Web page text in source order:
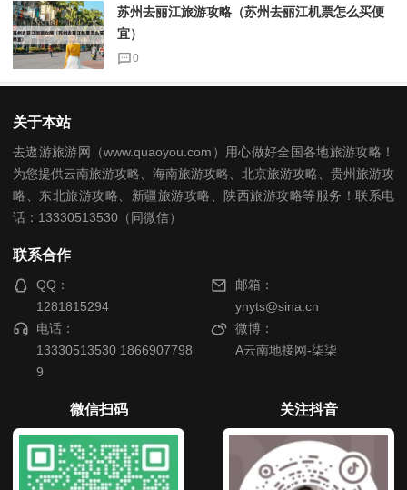
苏州去丽江旅游攻略（苏州去丽江机票怎么买便
宜）
0
关于本站
去遨游旅游网（www.quaoyou.com）用心做好全国各地旅游攻略！
为您提供云南旅游攻略、海南旅游攻略、北京旅游攻略、贵州旅游攻
略、东北旅游攻略、新疆旅游攻略、陕西旅游攻略等服务！联系电
话：13330513530（同微信）
联系合作
QQ：
1281815294
邮箱：
ynyts@sina.cn
电话：
13330513530 1866907798
9
微博：
A云南地接网-柒柒
微信扫码 关注抖音